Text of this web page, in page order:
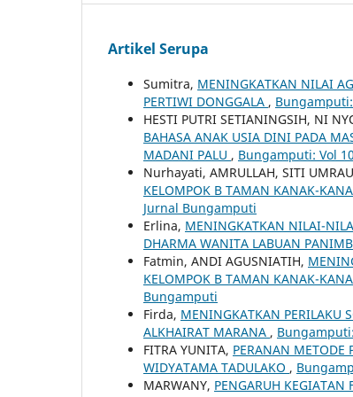
Artikel Serupa
Sumitra, MENINGKATKAN NILAI
PERTIWI DONGGALA ,
HESTI PUTRI SETIANINGSIH, NI
BAHASA ANAK USIA DINI PADA
MADANI PALU , Bungamputi: Vol
Nurhayati, AMRULLAH, SITI
KELOMPOK B TAMAN KANAK-
Jurnal Bungamputi
Erlina, MENINGKATKAN NILAI-
DHARMA WANITA LABUAN
Fatmin, ANDI AGUSNIATIH,
KELOMPOK B TAMAN KANAK-
Bungamputi
Firda, MENINGKATKAN PERILAKU
ALKHAIRAT MARANA ,
FITRA YUNITA, PERANAN METODE
WIDYATAMA TADULAKO ,
MARWANY, PENGARUH KEGIATAN